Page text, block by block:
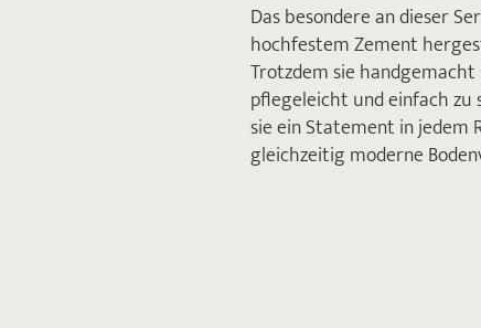
Das besondere an dieser
hochfestem Zement
Trotzdem sie handgemacht
pflegeleicht und einfach
sie ein Statement in jedem
gleichzeitig moderne